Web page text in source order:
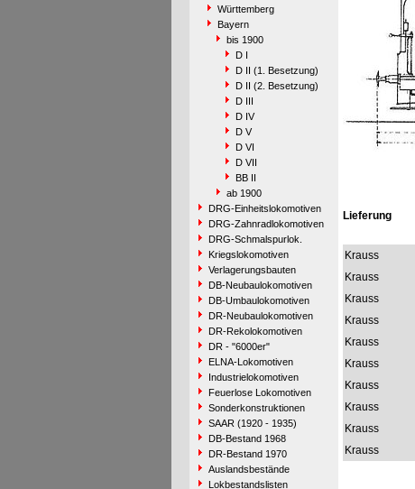
Württemberg
Bayern
bis 1900
D I
D II (1. Besetzung)
D II (2. Besetzung)
D III
D IV
D V
D VI
D VII
BB II
ab 1900
DRG-Einheitslokomotiven
DRG-Zahnradlokomotiven
DRG-Schmalspurlok.
Kriegslokomotiven
Verlagerungsbauten
DB-Neubaulokomotiven
DB-Umbaulokomotiven
DR-Neubaulokomotiven
DR-Rekolokomotiven
DR - "6000er"
ELNA-Lokomotiven
Industrielokomotiven
Feuerlose Lokomotiven
Sonderkonstruktionen
SAAR (1920 - 1935)
DB-Bestand 1968
DR-Bestand 1970
Auslandsbestände
Lokbestandslisten
Lieferung
Krauss
Krauss
Krauss
Krauss
Krauss
Krauss
Krauss
Krauss
Krauss
Krauss